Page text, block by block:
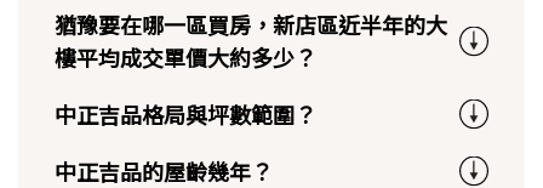
猶豫要在哪一區買房，新店區近半年的大
樓平均成交單價大約多少？
中正吉品格局與坪數範圍？
中正吉品的屋齡幾年？